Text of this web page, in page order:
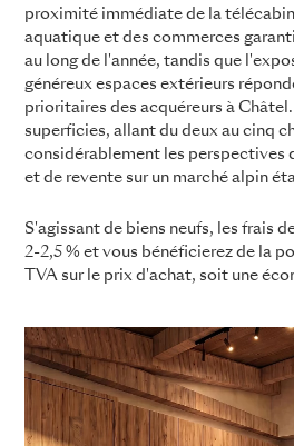
proximité immédiate de la
aquatique et des commerces
au long de l'année, tandis que
généreux espaces extérieurs
prioritaires des acquéreurs à
superficies, allant du deux au cinq
considérablement les perspectives
et de revente sur un marché alpin
S'agissant de biens neufs, les frais
2-2,5 % et vous bénéficierez de la
TVA sur le prix d'achat, soit une